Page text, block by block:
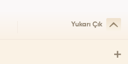
Yukarı Çık